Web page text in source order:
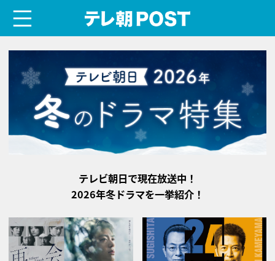
テレビ朝日で現在放送中！
2026年冬ドラマを一挙紹介！